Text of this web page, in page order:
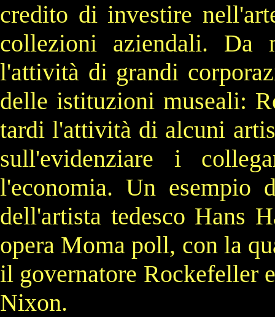
credito di investire
collezioni aziendali. Da
l'attività di grandi
delle istituzioni museali:
tardi l'attività di alcuni
sull'evidenziare i
l'economia. Un
dell'artista tedesco Hans
opera Moma poll, con la
il governatore Rockefeller
Nixon.